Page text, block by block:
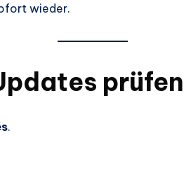
wieder.
prüfen
.